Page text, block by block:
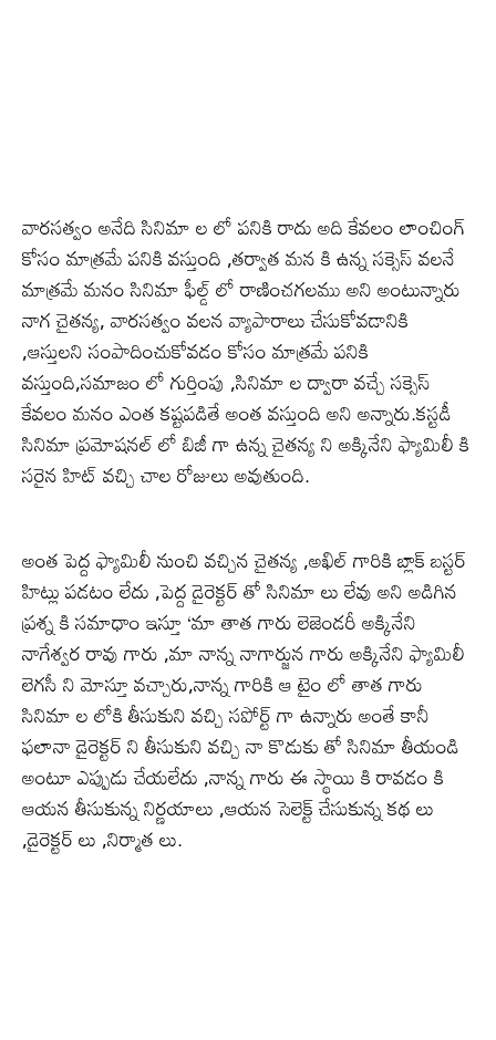
వారసత్వం అనేది సినిమా ల లో పనికి రాదు అది కేవలం లాంచింగ్
కోసం మాత్రమే పనికి వస్తుంది ,తర్వాత మన కి ఉన్న సక్సెస్ వలనే
మాత్రమే మనం సినిమా ఫీల్డ్ లో రాణించగలము అని అంటున్నారు
నాగ చైతన్య, వారసత్వం వలన వ్యాపారాలు చేసుకోవడానికి
,ఆస్తులని సంపాదించుకోవడం కోసం మాత్రమే పనికి
వస్తుంది,సమాజం లో గుర్తింపు ,సినిమా ల ద్వారా వచ్చే సక్సెస్
కేవలం మనం ఎంత కష్టపడితే అంత వస్తుంది అని అన్నారు.కస్టడీ
సినిమా ప్రమోషనల్ లో బిజీ గా ఉన్న చైతన్య ని అక్కినేని ఫ్యామిలీ కి
సరైన హిట్ వచ్చి చాల రోజులు అవుతుంది.
అంత పెద్ద ఫ్యామిలీ నుంచి వచ్చిన చైతన్య ,అఖిల్ గారికి బ్లాక్ బస్టర్
హిట్లు పడటం లేదు ,పెద్ద డైరెక్టర్ తో సినిమా లు లేవు అని అడిగిన
ప్రశ్న కి సమాధాం ఇస్తూ ‘మా తాత గారు లెజెండరీ అక్కినేని
నాగేశ్వర రావు గారు ,మా నాన్న నాగార్జున గారు అక్కినేని ఫ్యామిలీ
లెగసీ ని మోస్తూ వచ్చారు,నాన్న గారికి ఆ టైం లో తాత గారు
సినిమా ల లోకి తీసుకుని వచ్చి సపోర్ట్ గా ఉన్నారు అంతే కానీ
ఫలానా డైరెక్టర్ ని తీసుకుని వచ్చి నా కొడుకు తో సినిమా తీయండి
అంటూ ఎప్పుడు చేయలేదు ,నాన్న గారు ఈ స్థాయి కి రావడం కి
ఆయన తీసుకున్న నిర్ణయాలు ,ఆయన సెలెక్ట్ చేసుకున్న కథ లు
,డైరెక్టర్ లు ,నిర్మాత లు.